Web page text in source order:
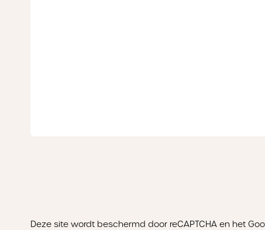
Deze site wordt beschermd door reCAPTCHA en het